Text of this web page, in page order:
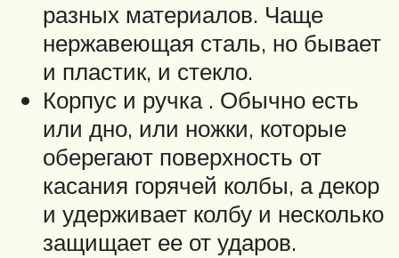
разных материалов. Чаще
нержавеющая сталь, но бывает
и пластик, и стекло.
Корпус и ручка . Обычно есть
или дно, или ножки, которые
оберегают поверхность от
касания горячей колбы, а декор
и удерживает колбу и несколько
защищает ее от ударов.